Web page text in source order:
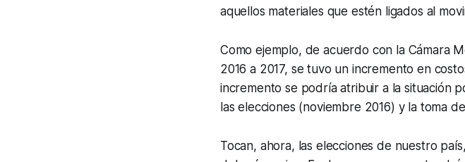
aquellos materiales que estén ligados al
Como ejemplo, de acuerdo con la Cámara
2016 a 2017, se tuvo un incremento en
incremento se podría atribuir a la situación
las elecciones (noviembre 2016) y la toma
Tocan, ahora, las elecciones de nuestro